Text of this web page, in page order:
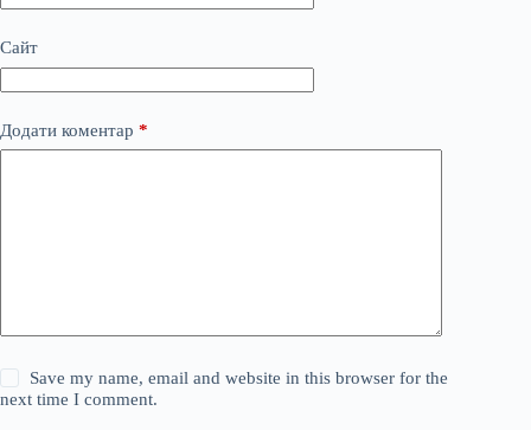
Сайт
Додати коментар *
Save my name, email and website in this browser for the
next time I comment.